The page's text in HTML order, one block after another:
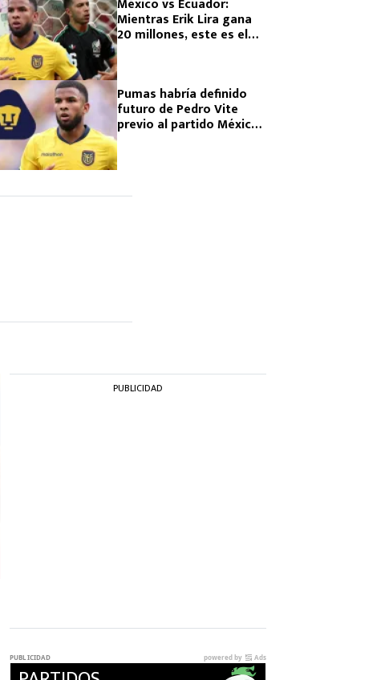
México vs Ecuador:
Mientras Erik Lira gana
20 millones, este es el
Pumas habría definido
futuro de Pedro Vite
previo al partido México
PUBLICIDAD